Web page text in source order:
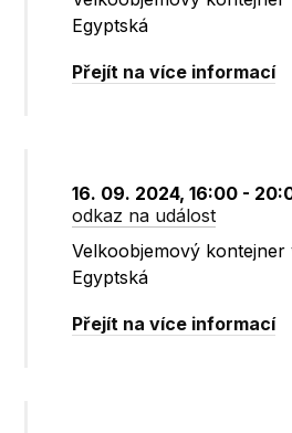
Egyptská
Přejít na více informací
16. 09. 2024, 16:00 -
odkaz na událost
Velkoobjemový
Egyptská
Přejít na více informací